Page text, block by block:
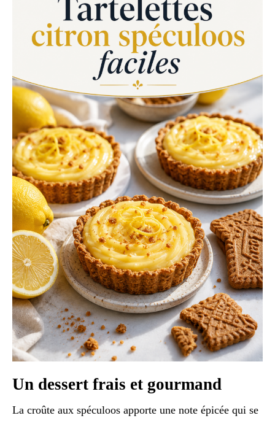
Un dessert frais et gourmand
La croûte aux spéculoos apporte une note épicée qui se